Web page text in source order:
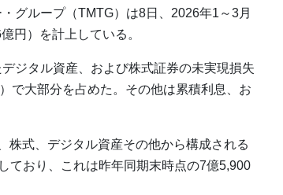
グループ（TMTG）は8日、2026年1～3月
円）を計上している。
ジタル資産、および株式証券の未実現損失
で大部分を占めた。その他は累積利息、お
株式、デジタル資産その他から構成される
ており、これは昨年同期末時点の7億5,900